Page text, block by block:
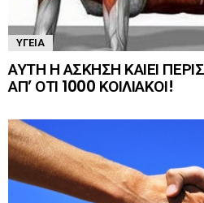
ΥΓΕΊΑ
ΑΥΤΗ Η ΑΣΚΗΣΗ ΚΑΙΕΙ
ΑΠ’ ΟΤΙ 1000 ΚΟΙΛΙΑΚΟΙ!